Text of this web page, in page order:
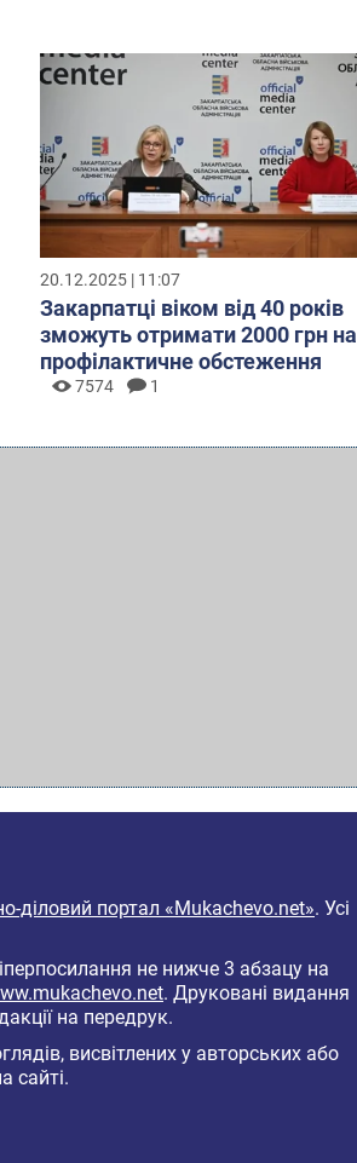
20.12.2025 | 11:07
Закарпатці віком від 40 років
зможуть отримати 2000 грн на
профілактичне обстеження
7574 1
діловий портал «Mukachevo.net». Усі
не нижче 3 абзацу на
. Друковані видання
на передрук.
висвітлених у авторських або
сайті.